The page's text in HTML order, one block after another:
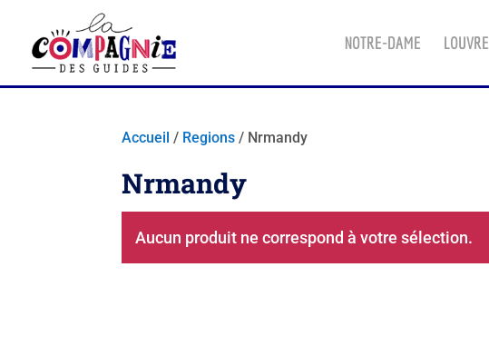
NOTRE-DAME LOUVRE
Accueil / Regions / Nrmandy
Nrmandy
Aucun produit ne correspond à votre sélection.